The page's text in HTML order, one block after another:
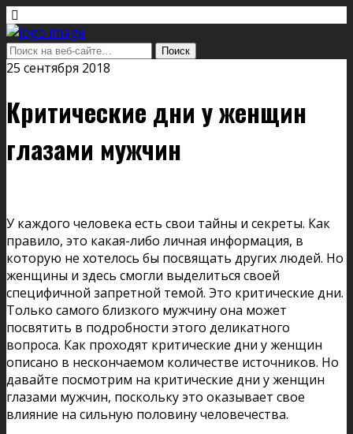
25 сентября 2018
Критические дни у женщин
глазами мужчин
У каждого человека есть свои тайны и секреты. Как
правило, это какая-либо личная информация, в
которую не хотелось бы посвящать других людей. Но
женщины и здесь смогли выделиться своей
специфичной запретной темой. Это критические дни.
Только самого близкого мужчину она может
посвятить в подробности этого деликатного
вопроса. Как проходят критические дни у женщин
описано в нескончаемом количестве источников. Но
давайте посмотрим на критические дни у женщин
глазами мужчин, поскольку это оказывает свое
влияние на сильную половину человечества.